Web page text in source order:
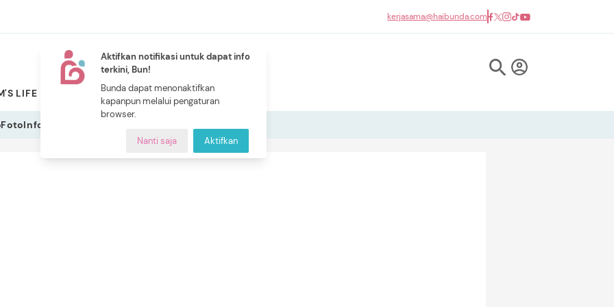
Aktifkan notifikasi untuk dapat info
terkini, Bun!
Bunda dapat menonaktifkan
kapanpun melalui pengaturan
browser.
Nanti saja Aktifkan
kerjasama@haibunda.com
LIFE PILIHAN BUNDA
NEW
CERITA BUNDA
FotoInfografis